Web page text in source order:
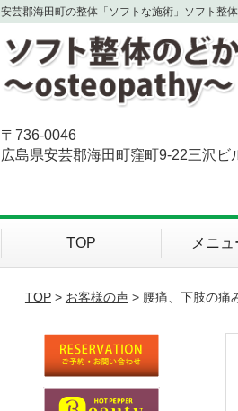
安芸郡海田町の整体「ソフトな施術」ソフト整
〒736-0046
広島県安芸郡海田町窪町9-22三沢ビ
TOP メニ
TOP> お客様の声> 腰痛、下肢の痛